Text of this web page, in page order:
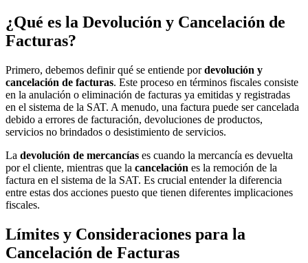
¿Qué es la Devolución y Cancelación de
Facturas?
Primero, debemos definir qué se entiende pordevolución y
cancelación de facturas. Este proceso en términos fiscales consiste
en la anulación o eliminación de facturas ya emitidas y registradas
en el sistema de la SAT. A menudo, una factura puede ser cancelada
debido a errores de facturación, devoluciones de productos,
servicios no brindados o desistimiento de servicios.
La devolución de mercancías es cuando la mercancía es devuelta
por el cliente, mientras que la cancelación es la remoción de la
factura en el sistema de la SAT. Es crucial entender la diferencia
entre estas dos acciones puesto que tienen diferentes implicaciones
fiscales.
Límites y Consideraciones para la
Cancelación de Facturas